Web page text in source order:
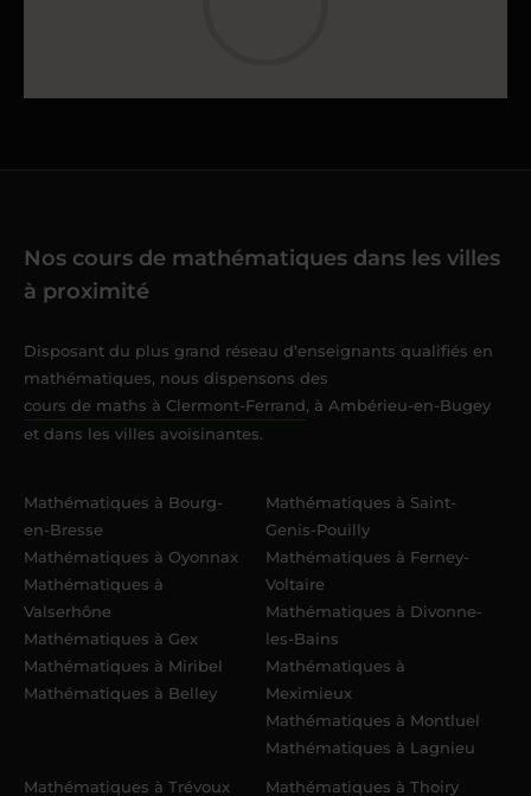
Nos cours de mathématiques dans les villes
à proximité
Disposant du plus grand réseau d’enseignants qualifiés en
mathématiques, nous dispensons des
cours de maths à Clermont-Ferrand, à Ambérieu-en-Bugey
et dans les villes avoisinantes.
Mathématiques à Bourg-
en-Bresse
Mathématiques à Oyonnax
Mathématiques à
Valserhône
Mathématiques à Gex
Mathématiques à Miribel
Mathématiques à Belley
Mathématiques à Saint-
Genis-Pouilly
Mathématiques à Ferney-
Voltaire
Mathématiques à Divonne-
les-Bains
Mathématiques à
Meximieux
Mathématiques à Montluel
Mathématiques à Lagnieu
Mathématiques à Trévoux
Mathématiques à Thoiry